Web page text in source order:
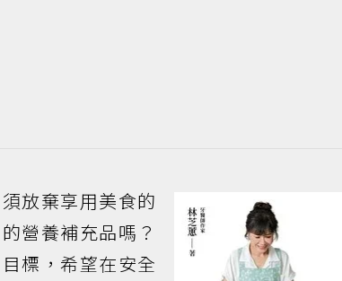
放棄享用美食的
營養補充品嗎？
標，希望在安全